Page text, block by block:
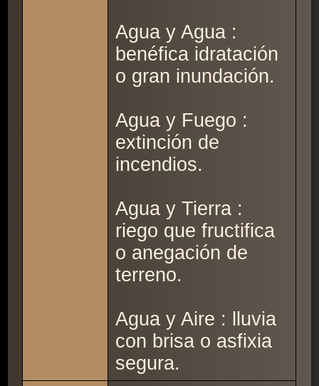
Agua y Agua :
benéfica idratación
o gran inundación.
Agua y Fuego :
extinción de
incendios.
Agua y Tierra :
riego que fructifica
o anegación de
terreno.
Agua y Aire : lluvia
con brisa o asfixia
segura.